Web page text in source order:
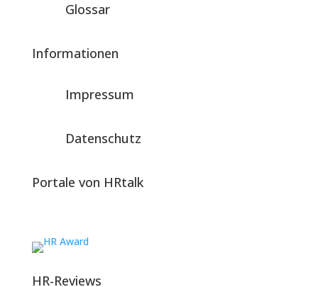
Glossar
Informationen
Impressum
Datenschutz
Portale von HRtalk
HR-Reviews